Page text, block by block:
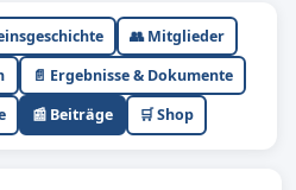
👥 Mitglieder
📄 Ergebnisse & Dokumente
📰 Beiträge 🛒 Shop